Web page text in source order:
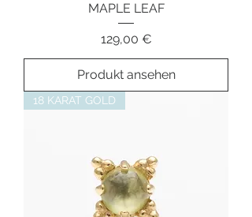
MAPLE LEAF
Preis
129,00 €
Produkt ansehen
18 KARAT GOLD